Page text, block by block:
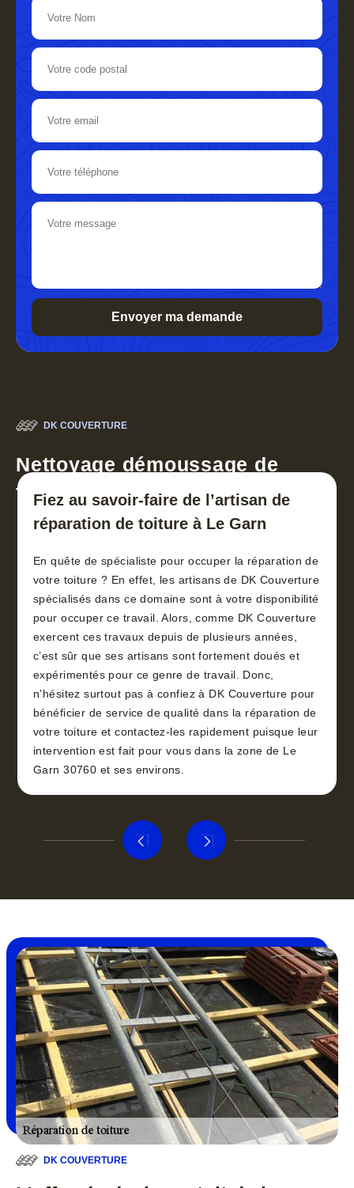
DK COUVERTURE
Nettoyage démoussage de
toiture 30
Fiez au savoir-faire de l’artisan de
réparation de toiture à Le Garn
En quête de spécialiste pour occuper la réparation de
votre toiture ? En effet, les artisans de DK Couverture
spécialisés dans ce domaine sont à votre disponibilité
pour occuper ce travail. Alors, comme DK Couverture
exercent ces travaux depuis de plusieurs années,
c’est sûr que ses artisans sont fortement doués et
expérimentés pour ce genre de travail. Donc,
n’hésitez surtout pas à confiez à DK Couverture pour
bénéficier de service de qualité dans la réparation de
votre toiture et contactez-les rapidement puisque leur
intervention est fait pour vous dans la zone de Le
Garn 30760 et ses environs.
DK COUVERTURE